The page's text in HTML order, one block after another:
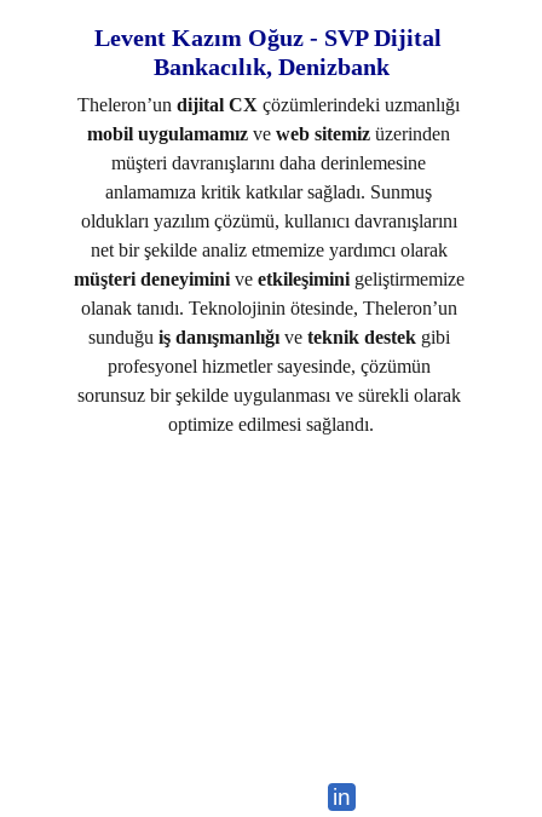
in
Levent Kazım Oğuz - SVP Dijital
Bankacılık, Denizbank
Theleron’un dijital CX çözümlerindeki uzmanlığı
mobil uygulamamız ve web sitemiz üzerinden
müşteri davranışlarını daha derinlemesine
anlamamıza kritik katkılar sağladı. Sunmuş
oldukları yazılım çözümü, kullanıcı davranışlarını
net bir şekilde analiz etmemize yardımcı olarak
müşteri deneyimini ve etkileşimini geliştirmemize
olanak tanıdı. Teknolojinin ötesinde, Theleron’un
sunduğu iş danışmanlığı ve teknik destek gibi
profesyonel hizmetler sayesinde, çözümün
sorunsuz bir şekilde uygulanması ve sürekli olarak
optimize edilmesi sağlandı.